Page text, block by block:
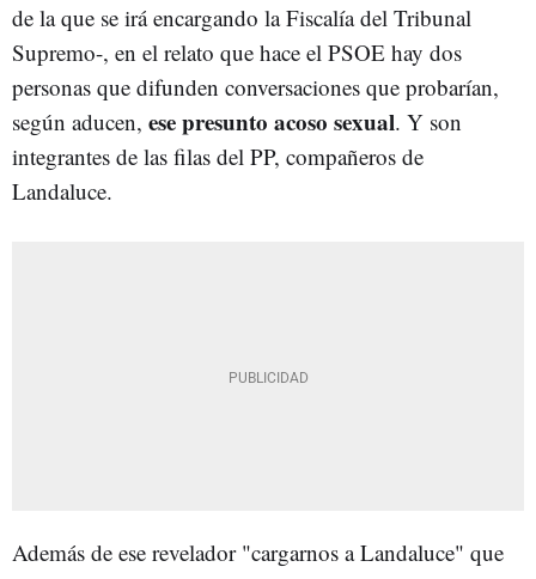
de la que se irá encargando la Fiscalía del Tribunal
Supremo-, en el relato que hace el PSOE hay dos
personas que difunden conversaciones que probarían,
según aducen, ese presunto acoso sexual. Y son
integrantes de las filas del PP, compañeros de
Landaluce.
Además de ese revelador "cargarnos a Landaluce" que